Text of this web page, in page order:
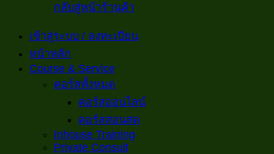
กลับสู่หน้าร้านค้า
เข้าสู่ระบบ / ลงทะเบียน
หน้าหลัก
Course & Service
คอร์สทั้งหมด
คอร์สออนไลน์
คอร์สสอนสด
Inhouse Training
Private Consult